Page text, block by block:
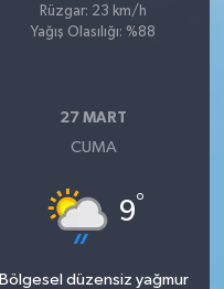
Rüzgar: 23 km/h
Yağış Olasılığı: %88
27 MART
CUMA
9°
Bölgesel düzensiz yağmur